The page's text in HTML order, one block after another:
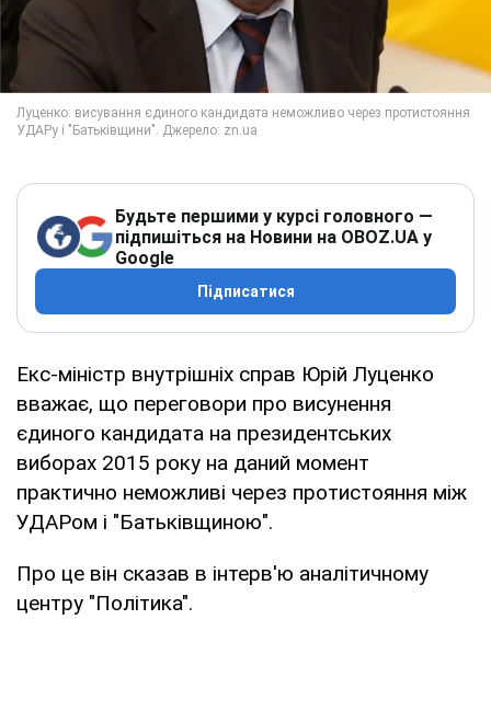
Будьте першими у курсі головного —
підпишіться на Новини на OBOZ.UA у
Google
Підписатися
Екс-міністр внутрішніх справ Юрій Луценко
вважає, що переговори про висунення
єдиного кандидата на президентських
виборах 2015 року на даний момент
практично неможливі через протистояння між
УДАРом і "Батьківщиною".
Про це він сказав в інтерв'ю аналітичному
центру "Політика".